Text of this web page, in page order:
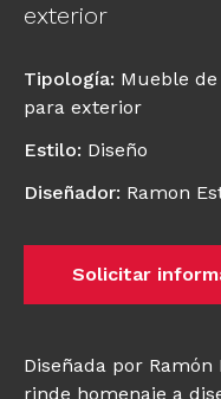
exterior
Tipología: Mueble
para exterior
Estilo: Diseño
Diseñador: Ramon
Solicitar
Diseñada por Ramón
rinde homenaje a